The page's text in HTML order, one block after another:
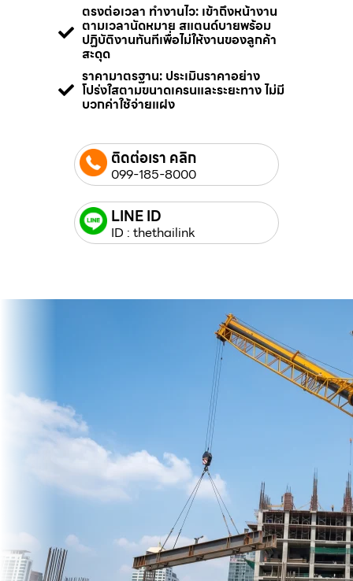
ตรงต่อเวลา ทำงานไว: เข้าถึงหน้างาน
ตามเวลานัดหมาย สแตนด์บายพร้อม
ปฏิบัติงานทันทีเพื่อไม่ให้งานของลูกค้า
สะดุด
ราคามาตรฐาน: ประเมินราคาอย่าง
โปร่งใสตามขนาดเครนและระยะทาง ไม่มี
บวกค่าใช้จ่ายแฝง
ติดต่อเรา คลิก
099-185-8000
LINE ID
ID : thethailink